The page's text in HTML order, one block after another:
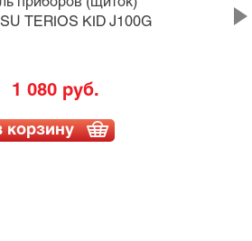
TERIOS KID J100G
1 080 руб.
корзину